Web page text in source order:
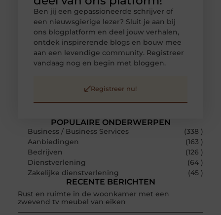
POPULAIRE ONDERWERPEN
Business / Business Services
(338 )
Aanbiedingen
(163 )
Bedrijven
(126 )
Dienstverlening
(64 )
Zakelijke dienstverlening
(45 )
RECENTE BERICHTEN
Rust en ruimte in de woonkamer met een
zwevend tv meubel van eiken
Ben jij een gepassioneerde schrijver of
een nieuwsgierige lezer? Sluit je aan bij
ons blogplatform en deel jouw verhalen,
ontdek inspirerende blogs en bouw mee
aan een levendige community. Registreer
vandaag nog en begin met bloggen.
Registreer nu!